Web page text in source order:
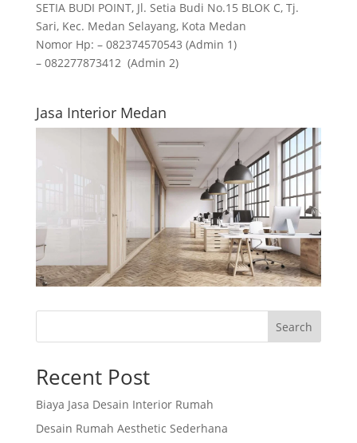
SETIA BUDI POINT, Jl. Setia Budi No.15 BLOK C, Tj.
Sari, Kec. Medan Selayang, Kota Medan
Nomor Hp: – 082374570543 (Admin 1)
– 082277873412 (Admin 2)
Jasa Interior Medan
Search
Recent Post
Biaya Jasa Desain Interior Rumah
Desain Rumah Aesthetic Sederhana